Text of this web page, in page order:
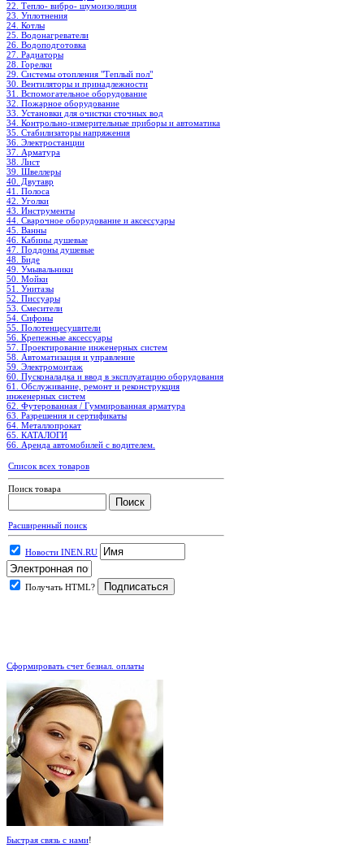
22. Тепло- вибро- шумоизоляция
23. Уплотнения
24. Котлы
25. Водонагреватели
26. Водоподготовка
27. Радиаторы
28. Горелки
29. Системы отопления "Теплый пол"
30. Вентиляторы и принадлежности
31. Вспомогательное оборудование
32. Пожарное оборудование
33. Установки для очистки сточных вод
34. Контрольно-измерительные приборы и автоматика
35. Стабилизаторы напряжения
36. Электростанции
37. Арматура
38. Лист
39. Швеллеры
40. Двутавр
41. Полоса
42. Уголки
43. Инструменты
44. Сварочное оборудование и аксессуары
45. Ванны
46. Кабины душевые
47. Поддоны душевые
48. Биде
49. Умывальники
50. Мойки
51. Унитазы
52. Писсуары
53. Смесители
54. Сифоны
55. Полотенцесушители
56. Крепежные аксессуары
57. Проектирование инженерных систем
58. Автоматизация и управление
59. Электромонтаж
60. Пусконаладка и ввод в эксплуатацию оборудования
61. Обслуживание, ремонт и реконструкция
инженерных систем
62. Футерованная / Гуммированная арматура
63. Разрешения и сертификаты
64. Металлопрокат
65. КАТАЛОГИ
66. Аренда автомобилей с водителем.
Список всех товаров
Поиск товара
Расширенный поиск
Новости INEN.RU
Получать HTML?
Сформировать счет безнал. оплаты
Быстрая связь с нами!